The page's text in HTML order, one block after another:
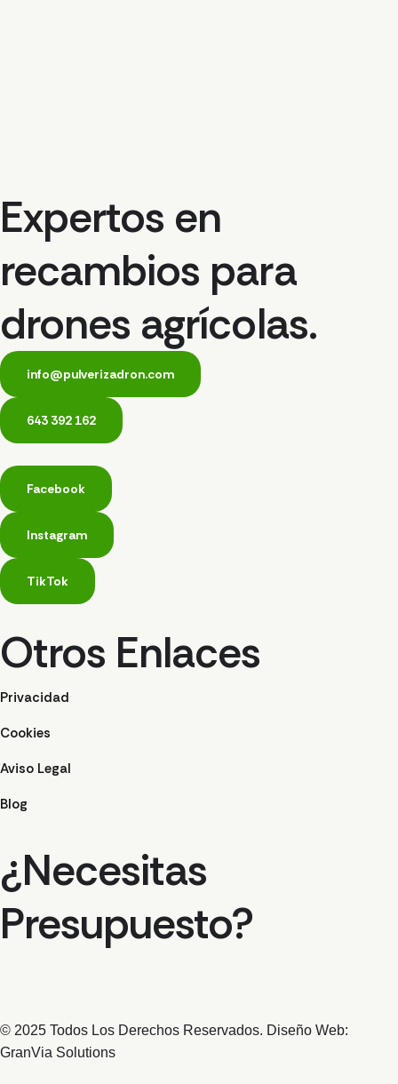
Expertos en
recambios para
drones agrícolas.
info@pulverizadron.com
643 392 162
Facebook
Instagram
TikTok
Otros Enlaces
Privacidad
Cookies
Aviso Legal
Blog
¿Necesitas
Presupuesto?
© 2025 Todos Los Derechos Reservados. Diseño Web:
GranVia Solutions